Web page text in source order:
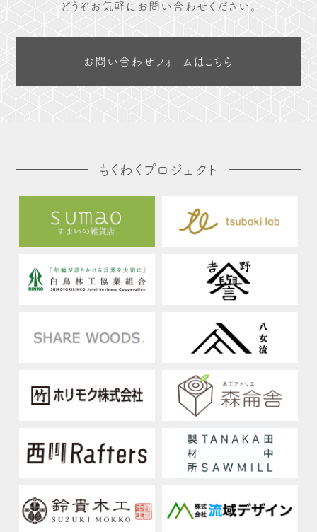
どうぞお気軽にお問い合わせください。
お問い合わせフォームはこちら
もくわくプロジェクト